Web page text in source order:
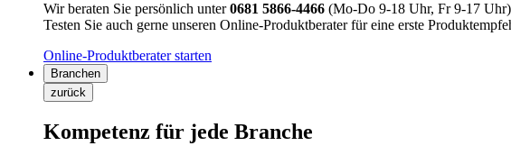
Wir beraten Sie persönlich unter0681 5866-4466 (Mo-Do 9-18 Uhr, Fr 9-17
Testen Sie auch gerne unseren Online-Produktberater für eine erste
Online-Produktberater starten
Branchen
zurück
Kompetenz für jede Branche